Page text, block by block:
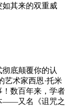
如其来的双重威
底颠覆你的认
艺术家西恩·托米
数百年来，学者
——又名《诅咒之